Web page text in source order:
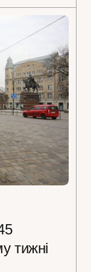
тижні